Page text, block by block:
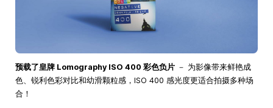
预载了皇牌 Lomography ISO 400 彩色负片 － 为影像带来鲜艳成
色、锐利色彩对比和幼滑颗粒感，ISO 400 感光度更适合拍摄多种场
合！